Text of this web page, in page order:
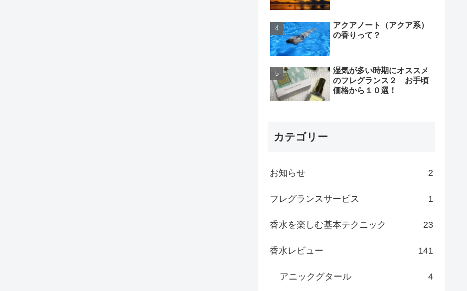
アクアノート（アクア系）
の香りって？
湿気が多い時期にオススメ
のフレグランス２ お手頃
価格から１０選！
カテゴリー
お知らせ 2
フレグランスサービス 1
香水を楽しむ基本テクニック 23
香水レビュー 141
アニックグタール 4